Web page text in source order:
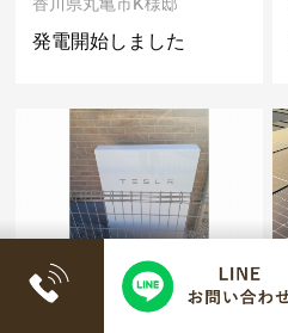
発電開始しました
TESLA Powerwall